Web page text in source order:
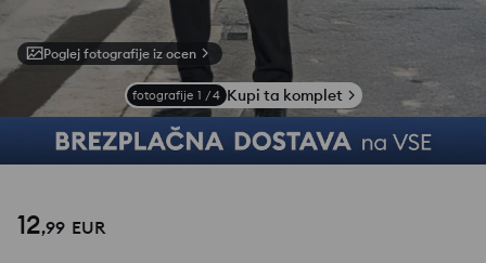
Poglej fotografije iz ocen
fotografije 1 /4 Kupi ta komplet
12,99 EUR